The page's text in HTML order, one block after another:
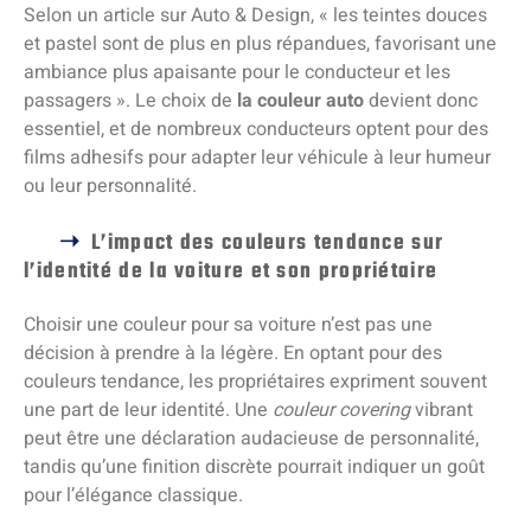
Selon un article sur Auto & Design, « les teintes douces
et pastel sont de plus en plus répandues, favorisant une
ambiance plus apaisante pour le conducteur et les
passagers ». Le choix de la couleur autodevient donc
essentiel, et de nombreux conducteurs optent pour des
films adhesifs pour adapter leur véhicule à leur humeur
ou leur personnalité.
L’impact des couleurs tendance sur
l’identité de la voiture et son propriétaire
Choisir une couleur pour sa voiture n’est pas une
décision à prendre à la légère. En optant pour des
couleurs tendance, les propriétaires expriment souvent
une part de leur identité. Une couleur coveringvibrant
peut être une déclaration audacieuse de personnalité,
tandis qu’une finition discrète pourrait indiquer un goût
pour l’élégance classique.